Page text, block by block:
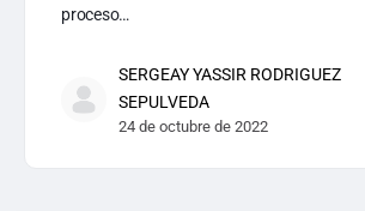
proceso…
SERGEAY YASSIR RODRIGUEZ
SEPULVEDA
24 de octubre de 2022